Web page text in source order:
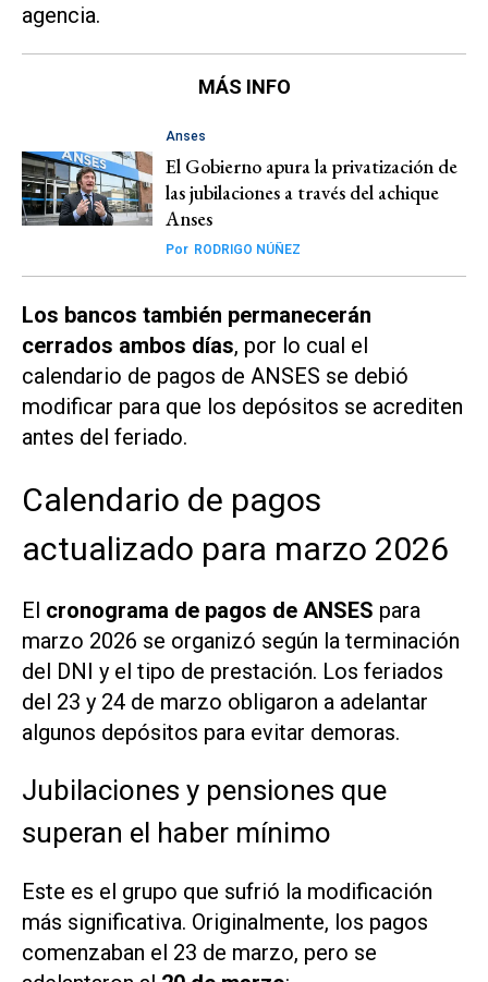
agencia.
MÁS INFO
Anses
El Gobierno apura la privatización de
las jubilaciones a través del achique
Anses
Por RODRIGO NÚÑEZ
Los bancos también permanecerán
cerrados ambos días, por lo cual el
calendario de pagos de ANSES se debió
modificar para que los depósitos se acrediten
antes del feriado.
Calendario de pagos
actualizado para marzo 2026
El cronograma de pagos de ANSES para
marzo 2026 se organizó según la terminación
del DNI y el tipo de prestación. Los feriados
del 23 y 24 de marzo obligaron a adelantar
algunos depósitos para evitar demoras.
Jubilaciones y pensiones que
superan el haber mínimo
Este es el grupo que sufrió la modificación
más significativa. Originalmente, los pagos
comenzaban el 23 de marzo, pero se